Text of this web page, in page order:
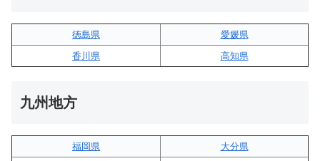
徳島県
愛媛県
香川県
高知県
九州地方
福岡県 大分県